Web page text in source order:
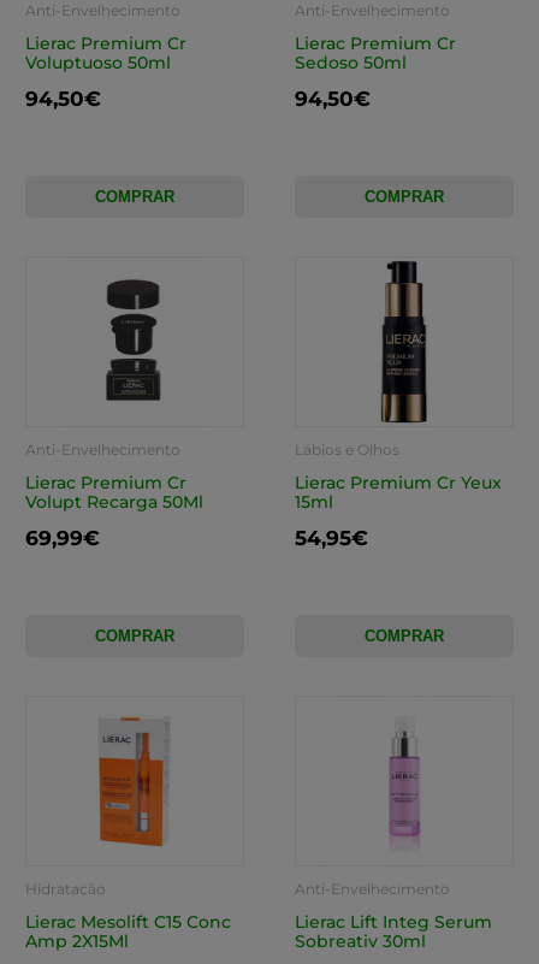
Anti-Envelhecimento
Lierac Premium Cr
Voluptuoso 50ml
94,50€
COMPRAR
Anti-Envelhecimento
Lierac Premium Cr
Sedoso 50ml
94,50€
COMPRAR
Anti-Envelhecimento
Lierac Premium Cr
Volupt Recarga 50Ml
69,99€
COMPRAR
Lábios e Olhos
Lierac Premium Cr Yeux
15ml
54,95€
COMPRAR
Hidratação
Lierac Mesolift C15 Conc
Amp 2X15Ml
Anti-Envelhecimento
Lierac Lift Integ Serum
Sobreativ 30ml